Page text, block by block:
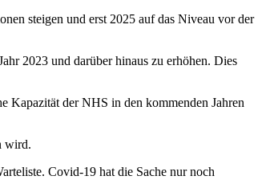
steigen und erst 2025 auf das Niveau vor der
2023 und darüber hinaus zu erhöhen. Dies
Kapazität der NHS in den kommenden Jahren
wird.
Covid-19 hat die Sache nur noch